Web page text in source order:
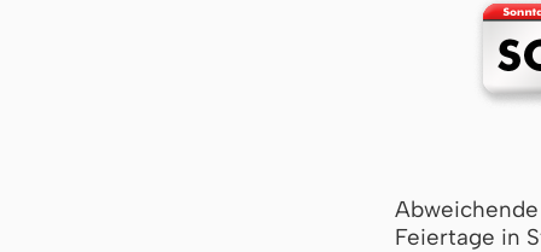
Feiertage in